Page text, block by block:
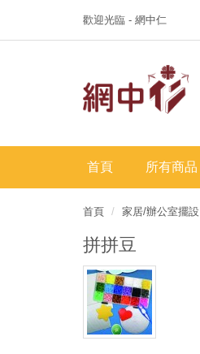
歡迎光臨 - 網中仁
首頁 所有商品
首頁 家居/辦公室擺設
拼拼豆